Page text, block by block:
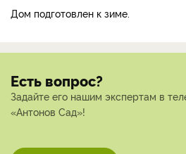
Дом подготовлен к зиме.
Есть вопрос?
Задайте его нашим экспертам в
«Антонов Сад»!